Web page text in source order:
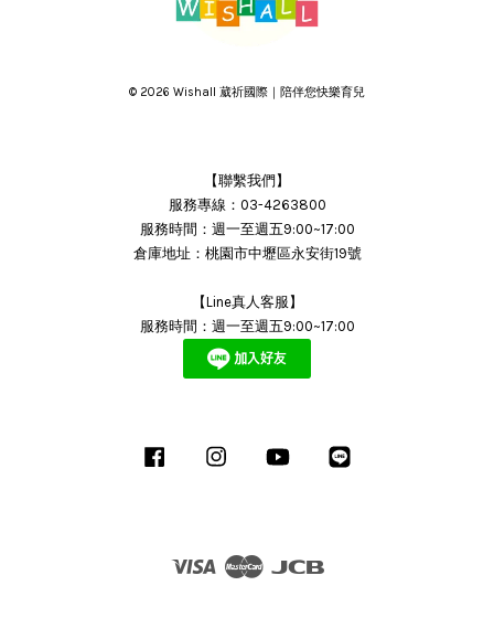
© 2026 Wishall 葳祈國際｜陪伴您快樂育兒
【聯繫我們】
服務專線：03-4263800
服務時間：週一至週五9:00~17:00
倉庫地址：桃園市中壢區永安街19號
【Line真人客服】
服務時間：週一至週五9:00~17:00
Facebook Instagram YouTube
Visa Master